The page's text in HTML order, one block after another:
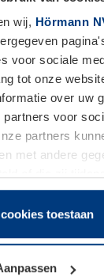
wij, Hörmann
voor sociale
tot onze
over uw
voor
partners
met andere
recht om
vereist is.
toestaan